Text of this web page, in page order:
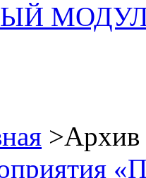
>Архив